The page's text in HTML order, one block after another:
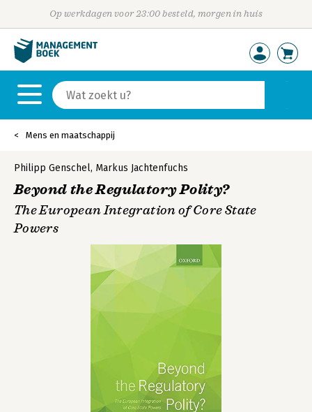
Op werkdagen voor 23:00 besteld, morgen in huis
Mens en maatschappij
Philipp Genschel, Markus Jachtenfuchs
Beyond the Regulatory Polity?
The European Integration of Core State
Powers